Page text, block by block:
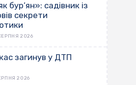
бур’ян»: садівник із
секрети
2026
загинув у ДТП
2026